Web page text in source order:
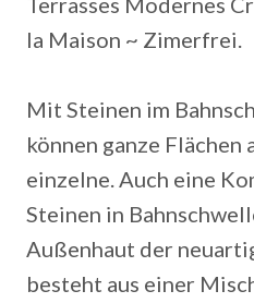
la Maison ~ Zimerfrei.
Mit Steinen im
können ganze Flächen
einzelne. Auch eine
Steinen in
Außenhaut der
besteht aus einer